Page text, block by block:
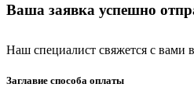
Ваша заявка успешно
Наш специалист свяжется с вами
Заглавие способа оплаты